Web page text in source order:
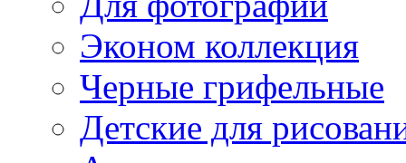
Эконом коллекция
Черные грифельные
Детские для